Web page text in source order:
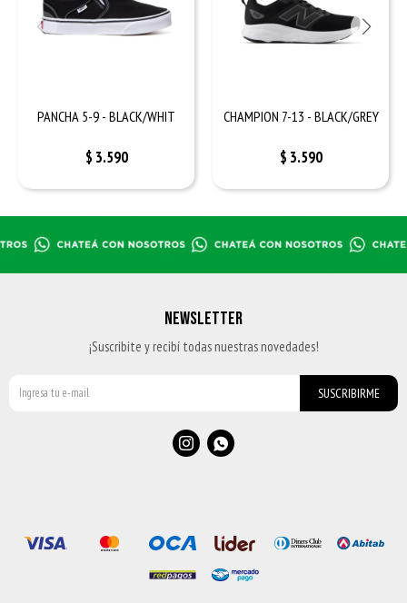
PANCHA 5-9 - BLACK/WHIT
$ 3.590
CHAMPION 7-13 - BLACK/GREY
$ 3.590
NEWSLETTER
¡Suscribite y recibí todas nuestras novedades!
SUSCRIBIRME
 